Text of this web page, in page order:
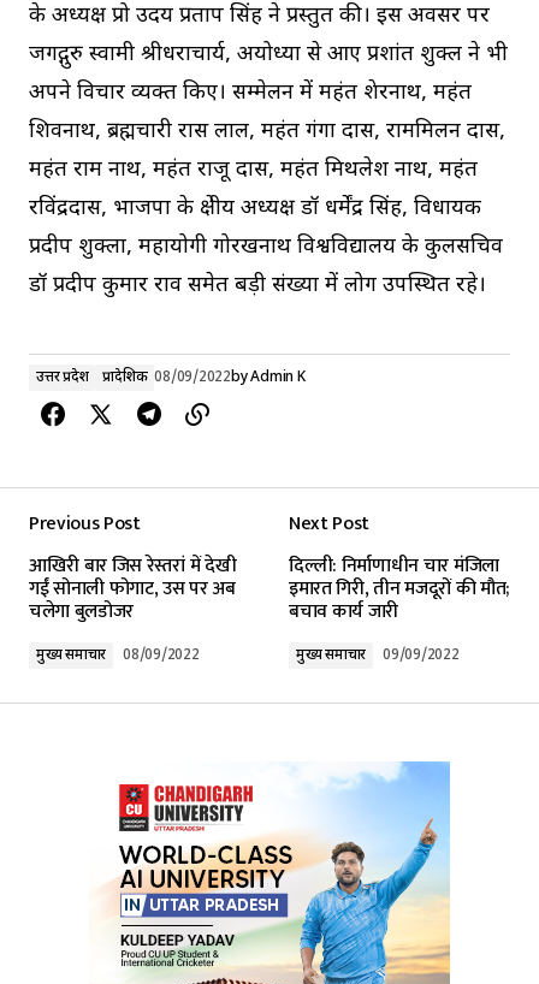
के अध्यक्ष प्रो उदय प्रताप सिंह ने प्रस्तुत की। इस अवसर पर
जगद्गुरु स्वामी श्रीधराचार्य, अयोध्या से आए प्रशांत शुक्ल ने भी
अपने विचार व्यक्त किए। सम्मेलन में महंत शेरनाथ, महंत
शिवनाथ, ब्रह्मचारी रास लाल, महंत गंगा दास, राममिलन दास,
महंत राम नाथ, महंत राजू दास, महंत मिथलेश नाथ, महंत
रविंद्रदास, भाजपा के क्षेत्रीय अध्यक्ष डॉ धर्मेंद्र सिंह, विधायक
प्रदीप शुक्ला, महायोगी गोरखनाथ विश्वविद्यालय के कुलसचिव
डॉ प्रदीप कुमार राव समेत बड़ी संख्या में लोग उपस्थित रहे।
उत्तर प्रदेश प्रादेशिक 08/09/2022byAdmin K
Previous Post
आखिरी बार जिस रेस्तरां में देखी
गईं सोनाली फोगाट, उस पर अब
चलेगा बुलडोजर
मुख्य समाचार 08/09/2022
Next Post
दिल्ली: निर्माणाधीन चार मंजिला
इमारत गिरी, तीन मजदूरों की मौत;
बचाव कार्य जारी
मुख्य समाचार 09/09/2022